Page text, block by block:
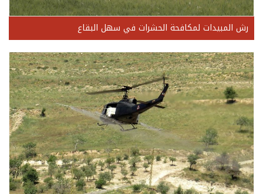
رش المبيدات لمكافحة الحشرات في سهل البقاع